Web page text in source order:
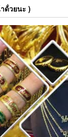
ด้่วยนะ )